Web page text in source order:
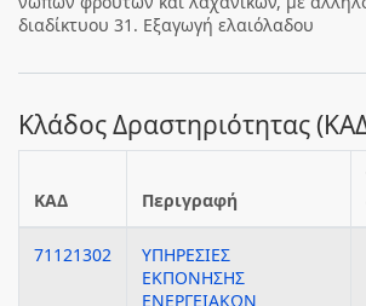
διαδίκτυου 31. Εξαγωγή ελαιόλαδου
Κλάδος Δραστηριότητας
ΚΑΔ Περιγραφή
71121302
ΥΠΗΡΕΣΙΕΣ
ΕΚΠΟΝΗΣΗΣ
ΕΝΕΡΓΕΙΑΚΩΝ